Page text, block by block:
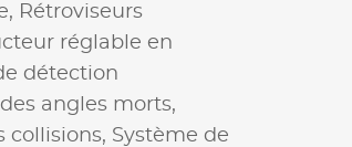
Rétroviseurs
réglable en
détection
angles morts,
collisions, Système de